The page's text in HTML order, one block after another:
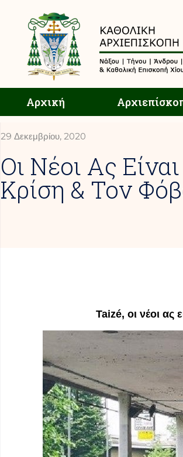
Αρχική
29 Δεκεμβρίου, 2020
Οι Νέοι Ας
Κρίση & Τον
Taizé, οι νέοι ας